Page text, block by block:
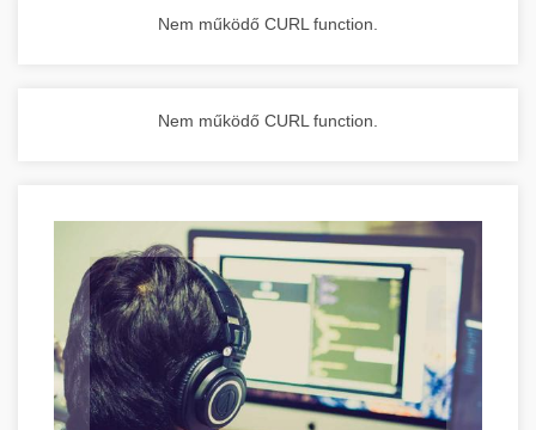
Nem működő CURL function.
Nem működő CURL function.